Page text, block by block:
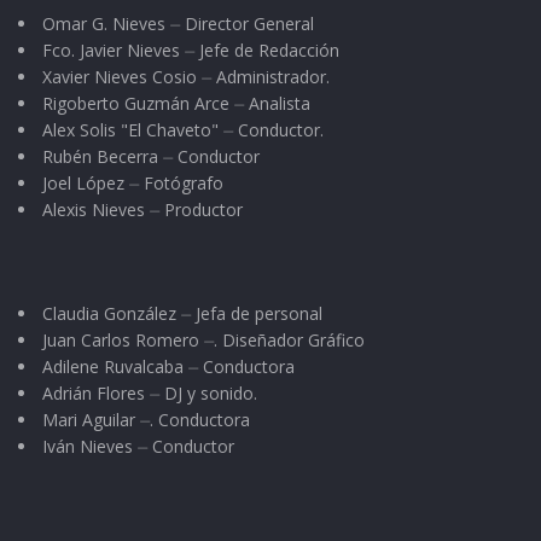
Omar G. Nieves ⏤ Director General
Fco. Javier Nieves ⏤ Jefe de Redacción
Xavier Nieves Cosio ⏤ Administrador.
Rigoberto Guzmán Arce ⏤ Analista
Alex Solis "El Chaveto" ⏤ Conductor.
Rubén Becerra ⏤ Conductor
Joel López ⏤ Fotógrafo
Alexis Nieves ⏤ Productor
Claudia González ⏤ Jefa de personal
Juan Carlos Romero ⏤. Diseñador Gráfico
Adilene Ruvalcaba ⏤ Conductora
Adrián Flores ⏤ DJ y sonido.
Mari Aguilar ⏤. Conductora
Iván Nieves ⏤ Conductor